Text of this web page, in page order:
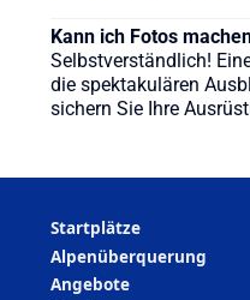
Kann ich Fotos
Selbstverständlich!
die spektakulären
sichern Sie Ihre
Startplätze
Alpenüberquerung
Angebote